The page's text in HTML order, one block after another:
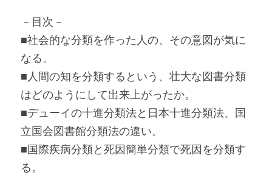
－目次－
■社会的な分類を作った人の、その意図が気に
なる。
■人間の知を分類するという、壮大な図書分類
はどのようにして出来上がったか。
■デューイの十進分類法と日本十進分類法、国
立国会図書館分類法の違い。
■国際疾病分類と死因簡単分類で死因を分類す
る。